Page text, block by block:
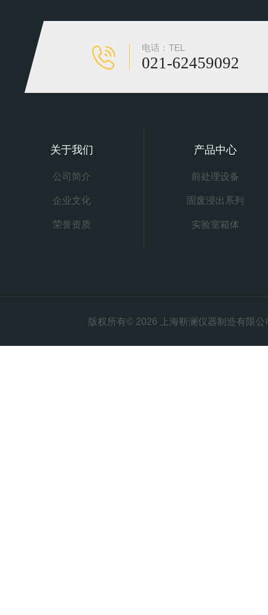
电话：TEL
021-62459092
关于我们
公司简介
企业文化
荣誉资质
产品中心
前处理设备
固废浸出系列
实验室箱体
版权所有© 2026 上海靳澜仪器制造有限